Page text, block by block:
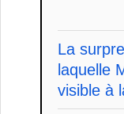
La
laquelle
visible à